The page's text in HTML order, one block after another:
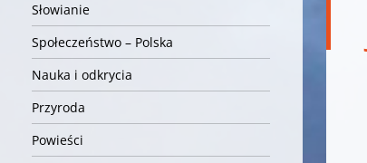
Słowianie
Społeczeństwo – Polska
Nauka i odkrycia
Przyroda
Powieści